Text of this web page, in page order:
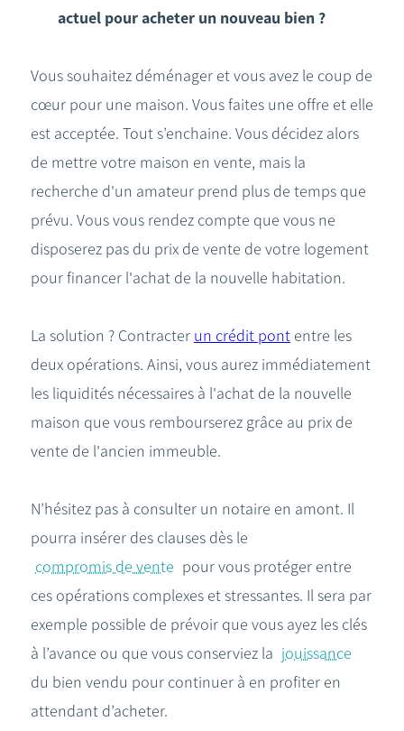
actuel pour acheter un nouveau bien ?
Vous souhaitez déménager et vous avez le coup de
cœur pour une maison. Vous faites une offre et elle
est acceptée. Tout s’enchaine. Vous décidez alors
de mettre votre maison en vente, mais la
recherche d'un amateur prend plus de temps que
prévu. Vous vous rendez compte que vous ne
disposerez pas du prix de vente de votre logement
pour financer l'achat de la nouvelle habitation.
La solution ? Contracter un crédit pont entre les
deux opérations. Ainsi, vous aurez immédiatement
les liquidités nécessaires à l'achat de la nouvelle
maison que vous rembourserez grâce au prix de
vente de l'ancien immeuble.
N’hésitez pas à consulter un notaire en amont. Il
pourra insérer des clauses dès le
compromis de vente pour vous protéger entre
ces opérations complexes et stressantes. Il sera par
exemple possible de prévoir que vous ayez les clés
à l’avance ou que vous conserviez la jouissance
du bien vendu pour continuer à en profiter en
attendant d’acheter.